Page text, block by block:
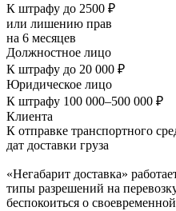
К штрафу до 2500 ₽
или лишению прав
на 6 месяцев
Должностное лицо
К штрафу до 20 000 ₽
Юридическое лицо
К штрафу 100 000–500 000 ₽
Клиента
К отправке транспортного
дат доставки груза
«Негабарит доставка»
типы разрешений на
беспокоиться о